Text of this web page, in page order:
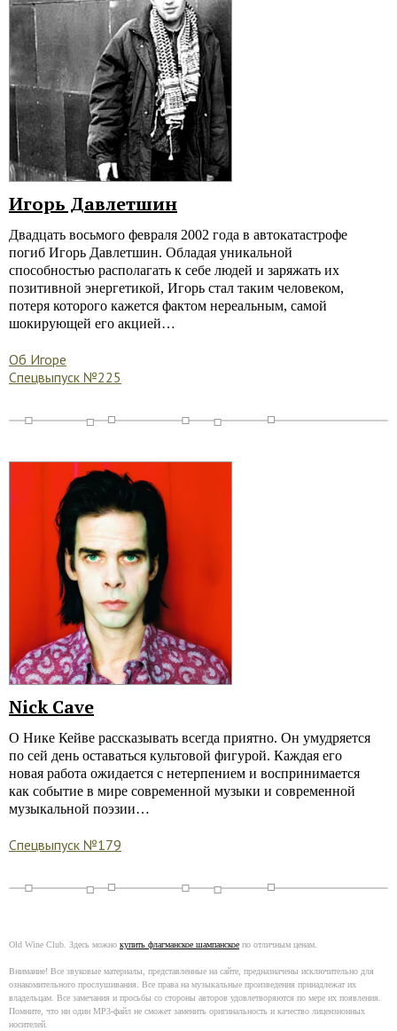
Игорь Давлетшин
Двадцать восьмого февраля 2002 года в автокатастрофе
погиб Игорь Давлетшин. Обладая уникальной
способностью располагать к себе людей и заряжать их
позитивной энергетикой, Игорь стал таким человеком,
потеря которого кажется фактом нереальным, самой
шокирующей его акцией…
Об Игоре
Спецвыпуск №225
Nick Cave
O Нике Кейве рассказывать всегда приятно. Он умудряется
по сей день оставаться культовой фигурой. Каждая его
новая работа ожидается с нетерпением и воспринимается
как событие в мире современной музыки и современной
музыкальной поэзии…
Спецвыпуск №179
Old Wine Club. Здесь можно купить флагманское шампанское по отличным ценам.
Внимание! Все звуковые материалы, представленные на сайте, предназначены исключительно для
ознакомительного прослушивания. Все права на музыкальные произведения принадлежат их
владельцам. Все замечания и просьбы со стороны авторов удовлетворяются по мере их появления.
Помните, что ни один MP3-файл не сможет заменить оригинальность и качество лицензионных
носителей.